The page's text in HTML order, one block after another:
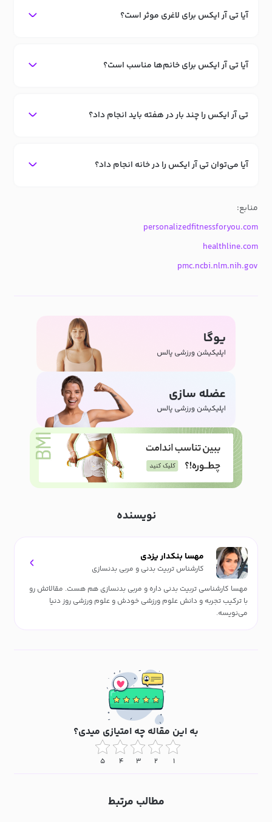
آیا تی آر ایکس برای لاغری موثر است؟
آیا تی آر ایکس برای خانم‌ها مناسب است؟
تی آر ایکس را چند بار در هفته باید انجام داد؟
آیا می‌توان تی آر ایکس را در خانه انجام داد؟
منابع:
personalizedfitnessforyou.com
healthline.com
pmc.ncbi.nlm.nih.gov
نویسنده
مهسا بنکدار یزدی
کارشناس تربیت بدنی و مربی بدنسازی
مهسا کارشناسی تربیت بدنی داره و مربی بدنسازی هم هست. مقالاتش رو
با ترکیب تجربه و دانش علوم ورزشی خودش و علوم ورزشی روز دنیا
می‌نویسه.
به این مقاله چه امتیازی میدی؟
۱ ۲ ۳ ۴ ۵
مطالب مرتبط